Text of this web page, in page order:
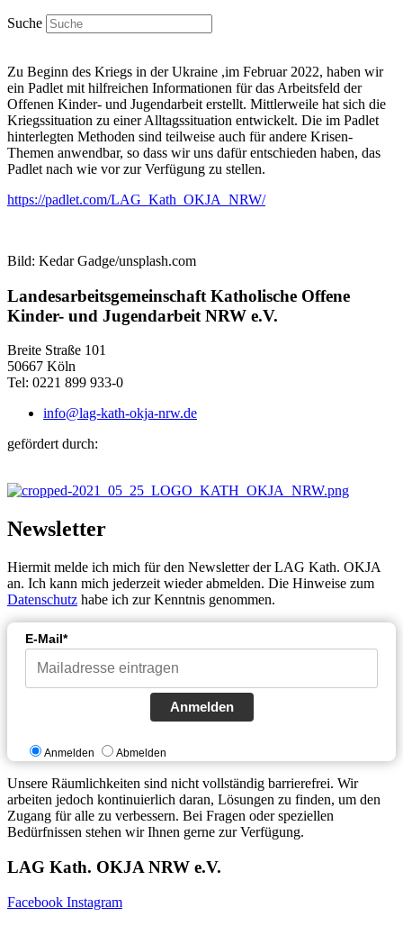
Suche
Zu Beginn des Kriegs in der Ukraine ,im Februar 2022, haben wir
ein Padlet mit hilfreichen Informationen für das Arbeitsfeld der
Offenen Kinder- und Jugendarbeit erstellt. Mittlerweile hat sich die
Kriegssituation zu einer Alltagssituation entwickelt. Die im Padlet
hinterlegten Methoden sind teilweise auch für andere Krisen-
Themen anwendbar, so dass wir uns dafür entschieden haben, das
Padlet nach wie vor zur Verfügung zu stellen.
https://padlet.com/LAG_Kath_OKJA_NRW/
Bild: Kedar Gadge/unsplash.com
Landesarbeitsgemeinschaft Katholische Offene
Kinder- und Jugendarbeit NRW e.V.
Breite Straße 101
50667 Köln
Tel: 0221 899 933-0
info@lag-kath-okja-nrw.de
gefördert durch:
Newsletter
Hiermit melde ich mich für den Newsletter der LAG Kath. OKJA
an. Ich kann mich jederzeit wieder abmelden. Die Hinweise zum
Datenschutz habe ich zur Kenntnis genommen.
E-Mail*
Anmelden
Anmelden Abmelden
Unsere Räumlichkeiten sind nicht vollständig barrierefrei. Wir
arbeiten jedoch kontinuierlich daran, Lösungen zu finden, um den
Zugang für alle zu verbessern. Bei Fragen oder speziellen
Bedürfnissen stehen wir Ihnen gerne zur Verfügung.
LAG Kath. OKJA NRW e.V.
Facebook Instagram